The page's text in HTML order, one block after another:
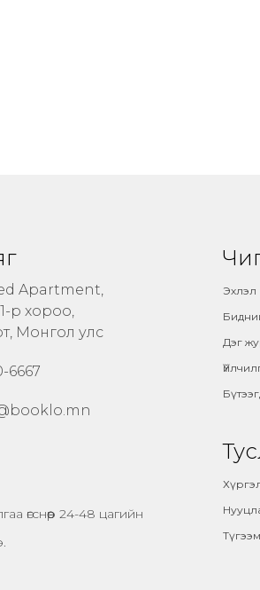
Apartment,
1-р хороо,
Монгол улс
6667
өгснөөр 24-48 цагийн
Эхлэл
Дэг